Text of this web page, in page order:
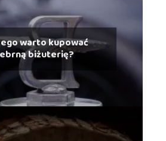
warto kupować
biżuterię?